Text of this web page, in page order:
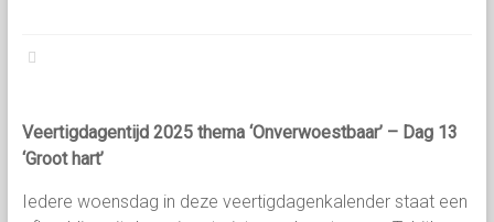
Veertigdagentijd 2025 thema ‘Onverwoestbaar’ – Dag 13
‘Groot hart’
Iedere woensdag in deze veertigdagenkalender staat een